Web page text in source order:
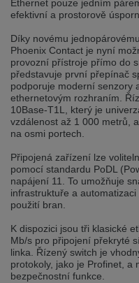
selected one. This website is
switch to the German version?
Switch to German version
Wir haben erkannt, dass ihr
angezeigte bevorzugt. Diese
Möchten Sie zur Deutschen
Zur deutschen Version wechseln
selected one. This website is
switch to the Czech version?
Switch to Czech version
Zdá se, že Váš prohlížeč je v
Tato stránka je k dispozici i v
Přepnout na českou verzi
Ethernet pouze jedním
efektivní a prostorově
Díky novému
Phoenix Contact je nyní
provozní přístroje přímo do
představuje první přepínač
podporuje moderní senzory
ethernetovým rozhraním.
10Base-T1L, který je
vzdálenost až 1 000 metrů,
na osmi portech.
Připojená zařízení lze
pomocí standardu PoDL
napájení 11. To umožňuje
infrastruktuře a
použití bran.
K dispozici jsou tři klasické
Mb/s pro připojení překryté
linka. Řízený switch je
protokoly, jako je Profinet,
bezpečnostní funkce.